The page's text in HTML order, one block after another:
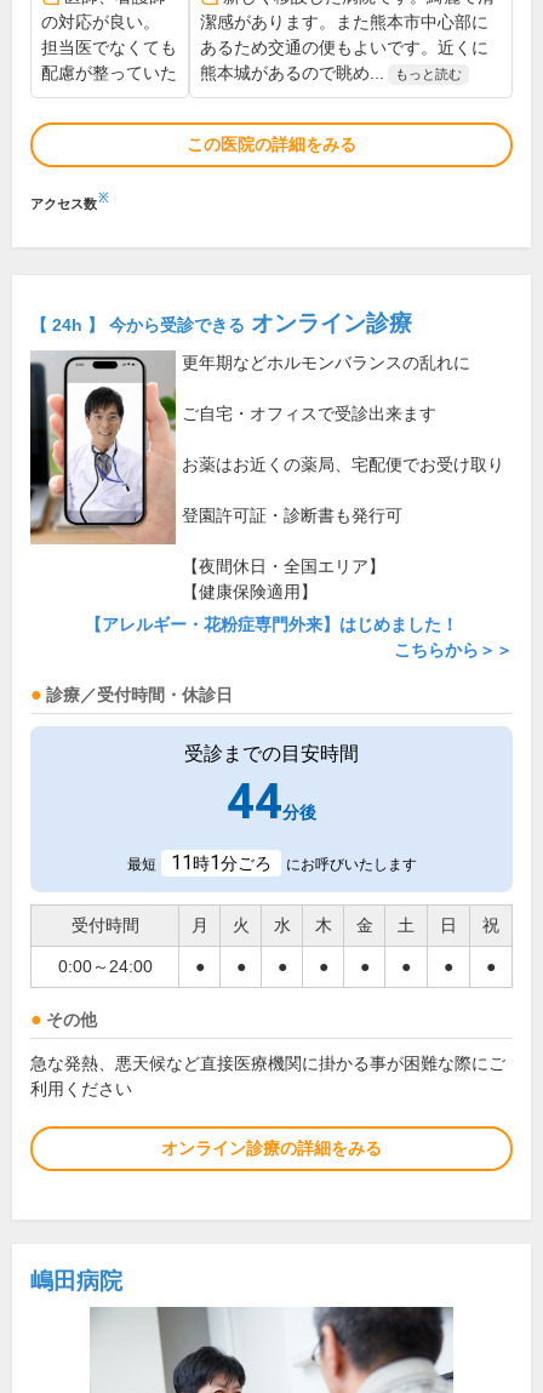
の対応が良い。
担当医でなくても
配慮が整っていた
潔感があります。また熊本市中心部に
あるため交通の便もよいです。近くに
熊本城があるので眺め...
もっと読む
この医院の詳細をみる
アクセス数※
【 24h 】 今から受診できる オンライン診療
更年期などホルモンバランスの乱れに
ご自宅・オフィスで受診出来ます
お薬はお近くの薬局、宅配便でお受け取り
登園許可証・診断書も発行可
【夜間休日・全国エリア】
【健康保険適用】
【アレルギー・花粉症専門外来】はじめました！
こちらから＞＞
診療／受付時間・休診日
受診までの目安時間
44分後
最短 11時1分ごろ にお呼びいたします
受付時間 月 火 水 木 金 土 日 祝
0:00～24:00 ● ● ● ● ● ● ● ●
その他
急な発熱、悪天候など直接医療機関に掛かる事が困難な際にご
利用ください
オンライン診療の詳細をみる
嶋田病院